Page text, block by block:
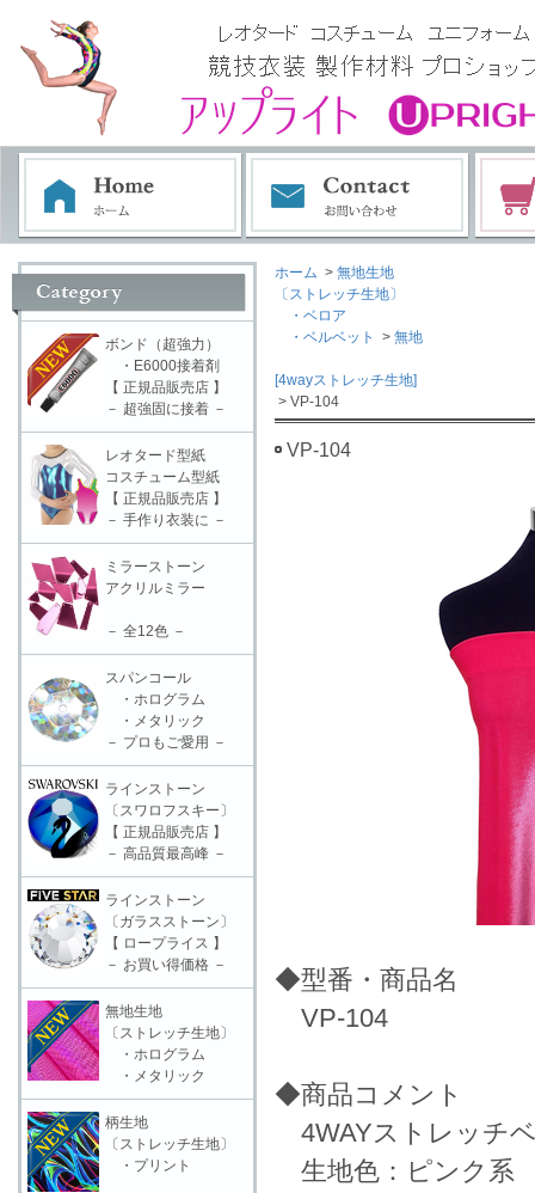
ホーム > 無地生地
〔ストレッチ生地〕
・ベロア
・ベルベット
> 無地
[4wayストレッチ生地]
> VP-104
VP-104
◆型番・商品名
VP-104
◆商品コメント
4WAYストレッチ
生地色：ピンク系
ボンド（超強力）
・E6000接着剤
【 正規品販売店 】
－ 超強固に接着 －
レオタード型紙
コスチューム型紙
【 正規品販売店 】
－ 手作り衣装に －
ミラーストーン
アクリルミラー
－ 全12色 －
スパンコール
・ホログラム
・メタリック
－ プロもご愛用 －
ラインストーン
〔スワロフスキー〕
【 正規品販売店 】
－ 高品質最高峰 －
ラインストーン
〔ガラスストーン〕
【 ロープライス 】
－ お買い得価格 －
無地生地
〔ストレッチ生地〕
・ホログラム
・メタリック
柄生地
〔ストレッチ生地〕
・プリント